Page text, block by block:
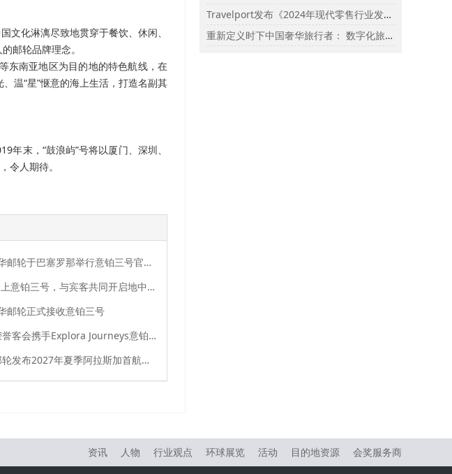
文化淋漓尽致地贯穿于餐饮、休闲、
邮轮品牌理念。
东南亚地区为目的地的特色航线，在
温“星”惬意的海上生活，打造名副其
年末，“鼓浪屿”号将以厦门、深圳、
令人期待。
EXPLORA JOURNEYS意铂奢华邮轮于巴塞罗那举行意铂三号官方命名仪式
扬尼克 · 辛纳于温网夺冠后登上意铂三号，与宾客共同开启地中海序章之旅
邮轮正式接收意铂三号
全新海上旅居体验：希尔顿荣誉客会携手Explora Journeys意铂奢华邮轮重磅推出全新臻奢海洋之旅奖励计划
Explora Journeys意铂奢华邮轮发布2027年夏季阿拉斯加首航季精选目的地体验
Travelport发布《2024年现代零售行业发展状况报告》
重新定义时下中国奢华旅行者： 数字化旅行与体验式奢华将成为影响2024年旅行选择的关键词
资讯 人物 行业观点 环球展览 活动 目的地资源 会奖服务商